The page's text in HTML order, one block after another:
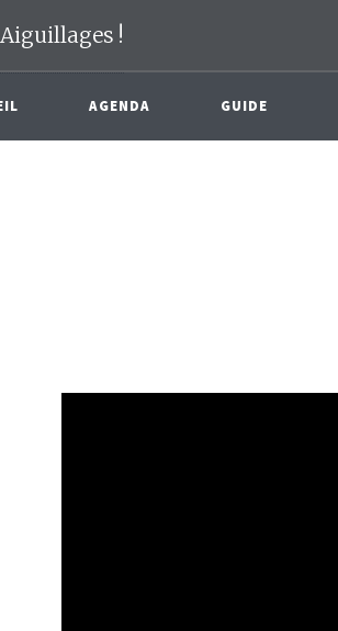
!
AGENDA GUIDE